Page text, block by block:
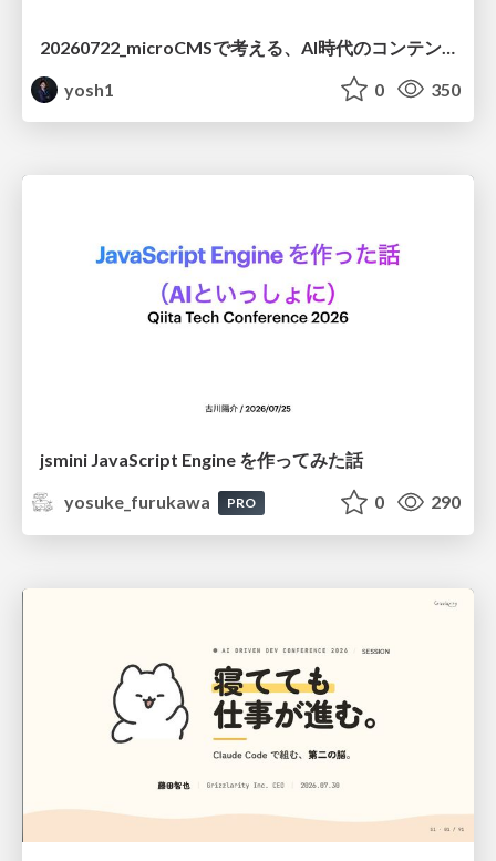
yosh1
0 350
jsmini JavaScript Engine を作ってみた話
yosuke_furukawa
PRO 0 290